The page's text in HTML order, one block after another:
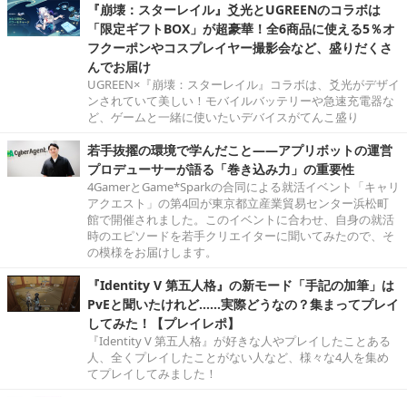
『崩壊：スターレイル』爻光とUGREENのコラボは
「限定ギフトBOX」が超豪華！全6商品に使える5％オ
フクーポンやコスプレイヤー撮影会など、盛りだくさ
んでお届け
UGREEN×『崩壊：スターレイル』コラボは、爻光がデザイ
ンされていて美しい！モバイルバッテリーや急速充電器な
ど、ゲームと一緒に使いたいデバイスがてんこ盛り
若手抜擢の環境で学んだこと――アプリボットの運営
プロデューサーが語る「巻き込み力」の重要性
4GamerとGame*Sparkの合同による就活イベント「キャリ
アクエスト」の第4回が東京都立産業貿易センター浜松町
館で開催されました。このイベントに合わせ、自身の就活
時のエピソードを若手クリエイターに聞いてみたので、そ
の模様をお届けします。
『Identity V 第五人格』の新モード「手記の加筆」は
PvEと聞いたけれど……実際どうなの？集まってプレイ
してみた！【プレイレポ】
『Identity V 第五人格』が好きな人やプレイしたことある
人、全くプレイしたことがない人など、様々な4人を集め
てプレイしてみました！